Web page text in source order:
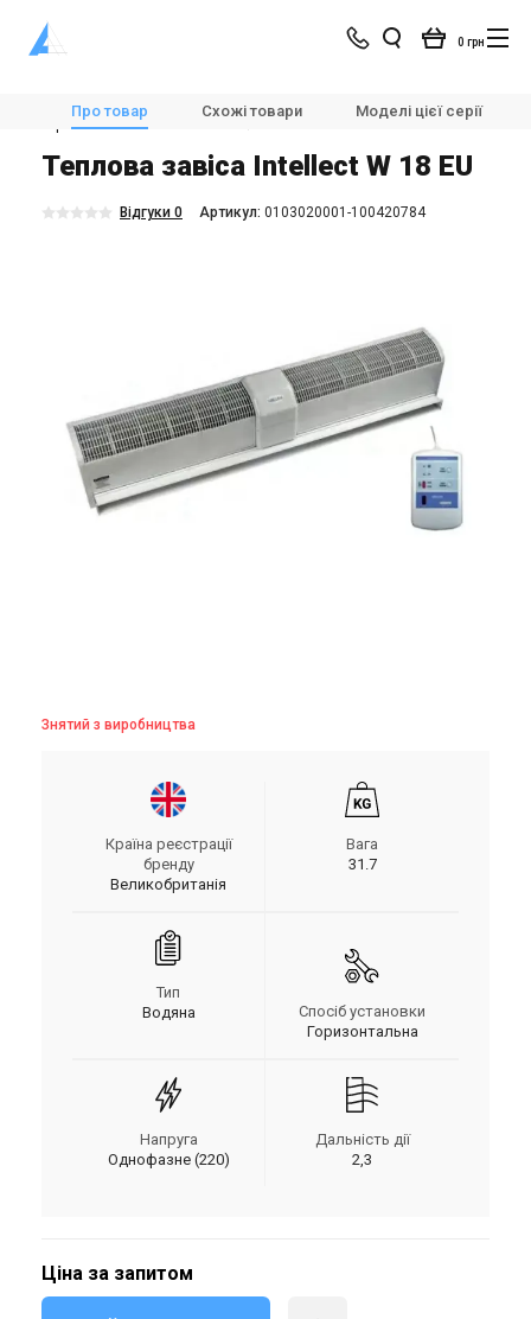
0 грн
Магазин Опалення
Повітряні теплові завіси
Горизонтальні теплові завіси
Neoclima Intellect W 18 EU
Про товар Схожі товари Моделі цієї серії
Теплова завіса Intellect W 18 EU
Відгуки 0 Aртикул: 0103020001-100420784
Знятий з виробництва
Країна реєстрації
бренду
Великобританія
Вага
31.7
Тип
Водяна
Спосіб установки
Горизонтальна
Напруга
Однофазне (220)
Дальність дії
2,3
Ціна за запитом